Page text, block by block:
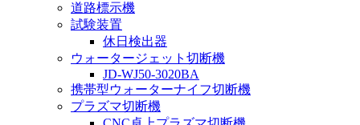
道路標示機
試験装置
休日検出器
ウォータージェット切断機
JD-WJ50-3020BA
携帯型ウォーターナイフ切断機
プラズマ切断機